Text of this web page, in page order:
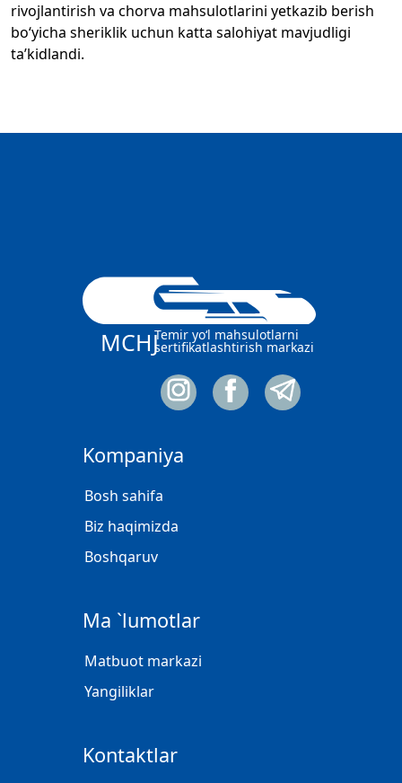
rivojlantirish va chorva mahsulotlarini yetkazib berish
boʻyicha sheriklik uchun katta salohiyat mavjudligi
taʼkidlandi.
MCHJTemir yo‘l mahsulotlarni
sertifikatlashtirish markazi
Kompaniya
Bosh sahifa
Biz haqimizda
Boshqaruv
Ma `lumotlar
Matbuot markazi
Yangiliklar
Kontaktlar